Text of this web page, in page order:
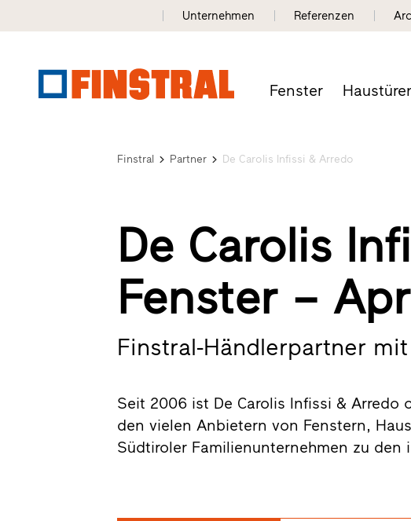
Unternehmen Referenzen
Fenster
Finstral Partner De Carolis Infissi & Arredo
De Carolis
Fenster –
Finstral-Händlerpartner
Seit 2006 ist De Carolis Infissi &
den vielen Anbietern von Fenstern,
Südtiroler Familienunternehmen zu